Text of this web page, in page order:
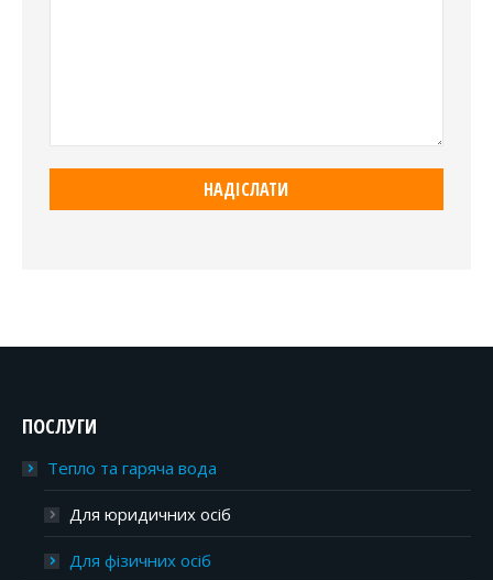
ПОСЛУГИ
Тепло та гаряча вода
Для юридичних осіб
Для фізичних осіб